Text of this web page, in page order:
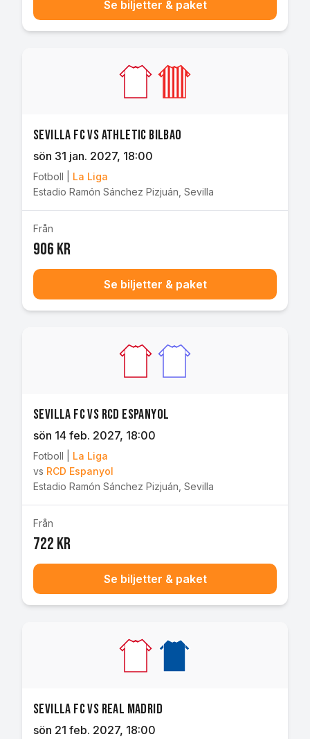
Se biljetter & paket
Sevilla FC vs Athletic Bilbao
sön 31 jan. 2027, 18:00
Fotboll
La Liga
Estadio Ramón Sánchez Pizjuán Sevilla
Från
906 kr
Se biljetter & paket
Sevilla FC vs RCD Espanyol
sön 14 feb. 2027, 18:00
Fotboll
La Liga
vs RCD Espanyol
Estadio Ramón Sánchez Pizjuán Sevilla
Från
722 kr
Se biljetter & paket
Sevilla FC vs Real Madrid
sön 21 feb. 2027, 18:00